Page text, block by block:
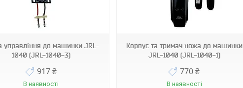
управління до машинки JRL-
1040 (JRL-1040-3)
917 ₴
В наявності
Корпус та тримач ножа до машинки
JRL-1040 (JRL-1040-1)
770 ₴
В наявності
JRL-1090-1